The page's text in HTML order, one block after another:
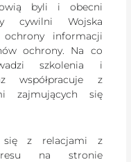
byli i obecni
cywilni Wojska
ochrony informacji
ochrony. Na co
szkolenia i
współpracuje z
zajmujących się
się z relacjami z
na stronie